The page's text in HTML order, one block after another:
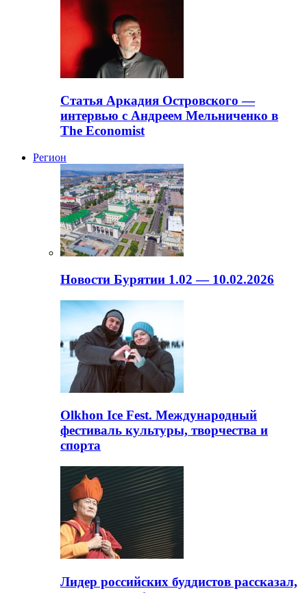
Статья Аркадия Островского —
интервью с Андреем Мельниченко в
The Economist
Регион
Новости Бурятии 1.02 — 10.02.2026
Olkhon Ice Fest. Международный
фестиваль культуры, творчества и
спорта
Лидер российских буддистов рассказал,